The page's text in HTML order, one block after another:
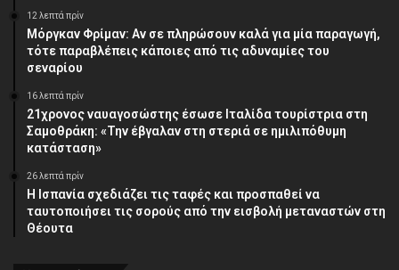
12 λεπτά πρίν
Μόργκαν Φρίμαν: Αν σε πληρώσουν καλά για μία παραγωγή,
τότε παραβλέπεις κάποιες από τις αδυναμίες του
σεναρίου
16 λεπτά πρίν
21χρονος ναυαγοσώστης έσωσε Ιταλίδα τουρίστρια στη
Σαμοθράκη: «Την έβγαλαν στη στεριά σε ημιλιπόθυμη
κατάσταση»
26 λεπτά πρίν
Η Ισπανία σχεδιάζει τις ταφές και προσπαθεί να
ταυτοποιήσει τις σορούς από την εισβολή μεταναστών στη
Θέουτα